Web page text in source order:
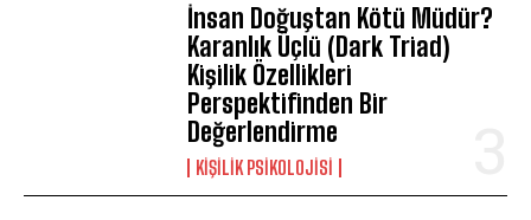
İnsan Doğuştan Kötü Müdür?
Karanlık Üçlü (Dark Triad)
Kişilik Özellikleri
Perspektifinden Bir
Değerlendirme
KIŞILIK PSIKOLOJISI